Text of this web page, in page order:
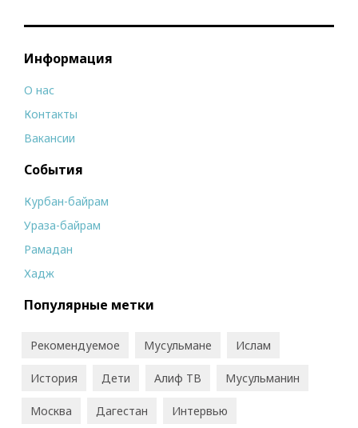
Информация
О нас
Контакты
Вакансии
События
Курбан-байрам
Ураза-байрам
Рамадан
Хадж
Популярные метки
Рекомендуемое Мусульмане Ислам
История Дети Алиф ТВ Мусульманин
Москва Дагестан Интервью